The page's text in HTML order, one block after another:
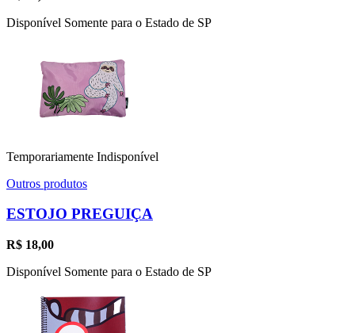
Disponível Somente para o Estado de SP
Temporariamente Indisponível
Outros produtos
ESTOJO PREGUIÇA
R$ 18,00
Disponível Somente para o Estado de SP